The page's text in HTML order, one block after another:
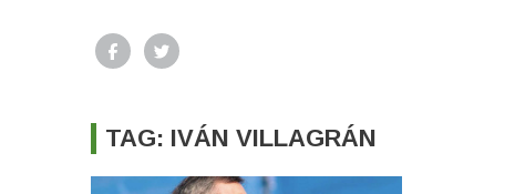
TAG: IVÁN VILLAGRÁN